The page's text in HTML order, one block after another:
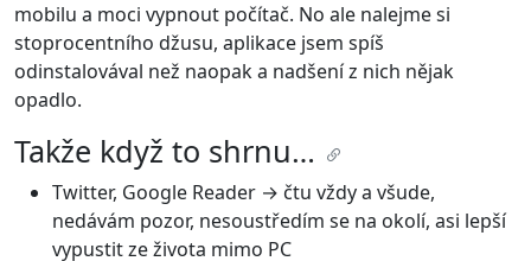
mobilu a moci vypnout počítač. No ale nalejme si
stoprocentního džusu, aplikace jsem spíš
odinstalovával než naopak a nadšení z nich nějak
opadlo.
Takže když to shrnu…
Twitter, Google Reader → čtu vždy a všude,
nedávám pozor, nesoustředím se na okolí, asi lepší
vypustit ze života mimo PC